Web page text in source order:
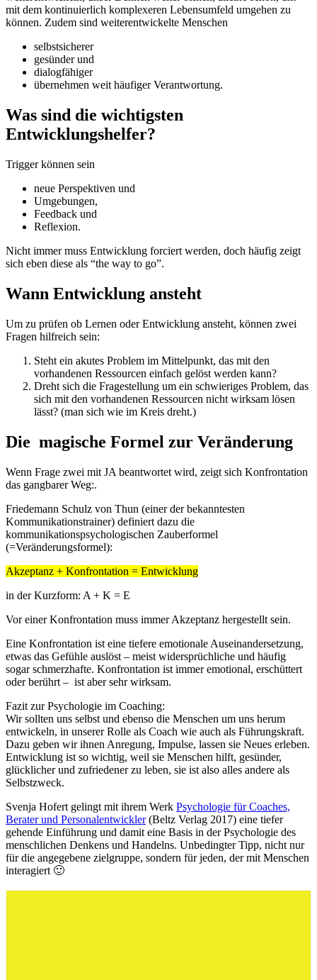
mit dem kontinuierlich komplexeren Lebensumfeld umgehen zu
können. Zudem sind weiterentwickelte Menschen
selbstsicherer
gesünder und
dialogfähiger
übernehmen weit häufiger Verantwortung.
Was sind die wichtigsten
Entwicklungshelfer?
Trigger können sein
neue Perspektiven und
Umgebungen,
Feedback und
Reflexion.
Nicht immer muss Entwicklung forciert werden, doch häufig zeigt
sich eben diese als “the way to go”.
Wann Entwicklung ansteht
Um zu prüfen ob Lernen oder Entwicklung ansteht, können zwei
Fragen hilfreich sein:
Steht ein akutes Problem im Mittelpunkt, das mit den
vorhandenen Ressourcen einfach gelöst werden kann?
Dreht sich die Fragestellung um ein schwieriges Problem, das
sich mit den vorhandenen Ressourcen nicht wirksam lösen
lässt? (man sich wie im Kreis dreht.)
Die magische Formel zur Veränderung
Wenn Frage zwei mit JA beantwortet wird, zeigt sich Konfrontation
das gangbarer Weg:.
Friedemann Schulz von Thun (einer der bekanntesten
Kommunikationstrainer) definiert dazu die
kommunikationspsychologischen Zauberformel
(=Veränderungsformel):
Akzeptanz + Konfrontation = Entwicklung
in der Kurzform: A + K = E
Vor einer Konfrontation muss immer Akzeptanz hergestellt sein.
Eine Konfrontation ist eine tiefere emotionale Auseinandersetzung,
etwas das Gefühle auslöst – meist widersprüchliche und häufig
sogar schmerzhafte. Konfrontation ist immer emotional, erschüttert
oder berührt – ist aber sehr wirksam.
Fazit zur Psychologie im Coaching:
Wir sollten uns selbst und ebenso die Menschen um uns herum
entwickeln, in unserer Rolle als Coach wie auch als Führungskraft.
Dazu geben wir ihnen Anregung, Impulse, lassen sie Neues erleben.
Entwicklung ist so wichtig, weil sie Menschen hilft, gesünder,
glücklicher und zufriedener zu leben, sie ist also alles andere als
Selbstzweck.
Svenja Hofert gelingt mit ihrem Werk Psychologie für Coaches,
Berater und Personalentwickler(Beltz Verlag 2017) eine tiefer
gehende Einführung und damit eine Basis in der Psychologie des
menschlichen Denkens und Handelns. Unbedingter Tipp, nicht nur
für die angegebene zielgruppe, sondern für jeden, der mit Menschen
interagiert 🙂